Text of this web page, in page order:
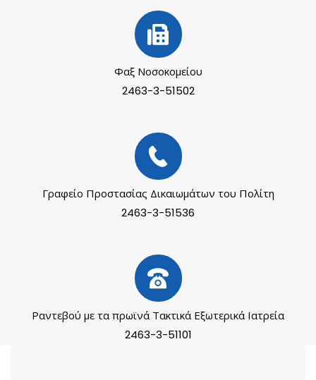
Φαξ Νοσοκομείου
2463-3-51502
Γραφείο Προστασίας Δικαιωμάτων του Πολίτη
2463-3-51536
Ραντεβού με τα πρωϊνά Τακτικά Εξωτερικά Ιατρεία
2463-3-51101